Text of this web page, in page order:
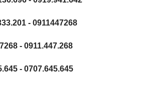
- 0911447268
- 0911.447.268
- 0707.645.645